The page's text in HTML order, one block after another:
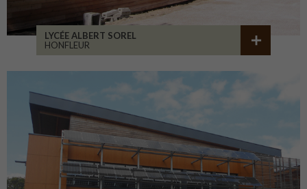
LYCÉE ALBERT SOREL
HONFLEUR